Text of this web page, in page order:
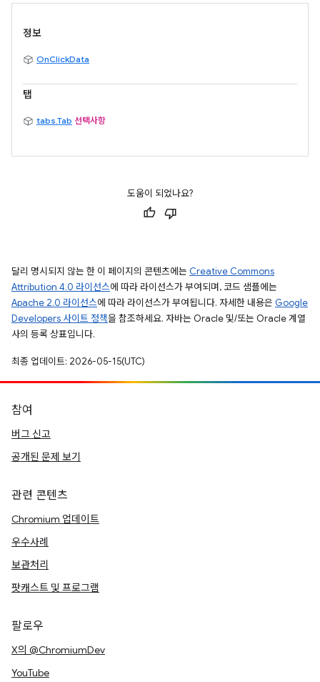
정보
OnClickData
탭
tabs.Tab 선택사항
도움이 되었나요?
달리 명시되지 않는 한 이 페이지의 콘텐츠에는 Creative Commons
Attribution 4.0 라이선스에 따라 라이선스가 부여되며, 코드 샘플에는
Apache 2.0 라이선스에 따라 라이선스가 부여됩니다. 자세한 내용은 Google
Developers 사이트 정책을 참조하세요. 자바는 Oracle 및/또는 Oracle 계열
사의 등록 상표입니다.
최종 업데이트: 2026-05-15(UTC)
참여
버그 신고
공개된 문제 보기
관련 콘텐츠
Chromium 업데이트
우수사례
보관처리
팟캐스트 및 프로그램
팔로우
X의 @ChromiumDev
YouTube